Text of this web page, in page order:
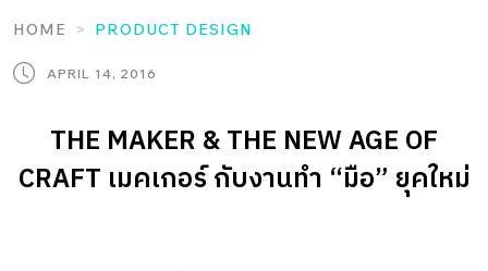
HOME PRODUCT DESIGN
APRIL 14, 2016
THE MAKER & THE NEW AGE OF
CRAFT เมคเกอร์ กับงานทำ “มือ” ยุคใหม่